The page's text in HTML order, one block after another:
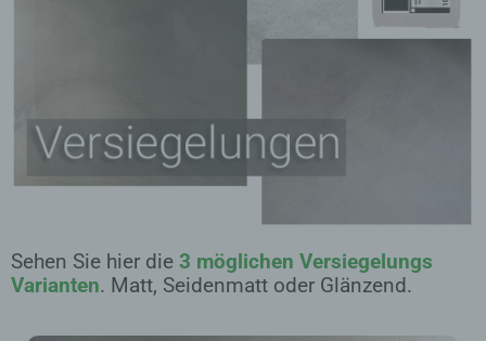
Sehen Sie hier die 3 möglichen Versiegelungs
Varianten. Matt, Seidenmatt oder Glänzend.